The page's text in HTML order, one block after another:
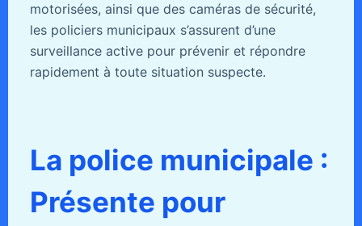
motorisées, ainsi que des caméras de sécurité,
les policiers municipaux s’assurent d’une
surveillance active pour prévenir et répondre
rapidement à toute situation suspecte.
La police municipale :
Présente pour